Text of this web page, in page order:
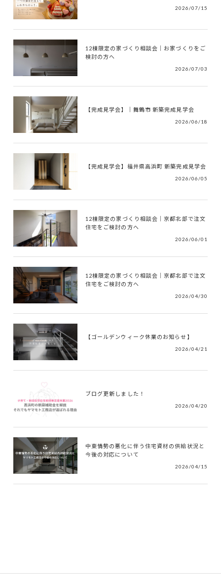
2026/07/15
12棟限定の家づくり相談会｜お家づくりをご
検討の方へ
2026/07/03
【完成見学会】｜舞鶴市 新築完成見学会
2026/06/18
【完成見学会】福井県高浜町 新築完成見学会
2026/06/05
12棟限定の家づくり相談会｜京都北部で注文
住宅をご検討の方へ
2026/06/01
12棟限定の家づくり相談会｜京都北部で注文
住宅をご検討の方へ
2026/04/30
【ゴールデンウィーク休業のお知らせ】
2026/04/21
ブログ更新しました！
2026/04/20
中東情勢の悪化に伴う住宅資材の供給状況と
今後の対応について
2026/04/15